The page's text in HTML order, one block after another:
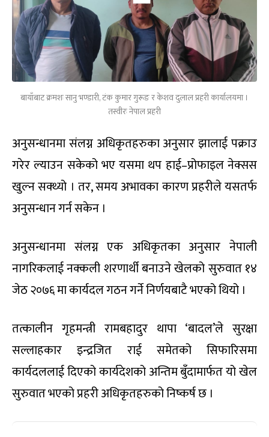
बायाँबाट क्रमशः सानु भण्डारी, टंक कुमार गुरूङ र केशव दुलाल प्रहरी कार्यालयमा ।
तस्वीरः नेपाल प्रहरी
अनुसन्धानमा संलग्न अधिकृतहरुका अनुसार झालाई पक्राउ
गरेर ल्याउन सकेको भए यसमा थप हाई–प्रोफाइल नेक्सस
खुल्न सक्थ्यो । तर, समय अभावका कारण प्रहरीले यसतर्फ
अनुसन्धान गर्न सकेन ।
अनुसन्धानमा संलग्न एक अधिकृतका अनुसार नेपाली
नागरिकलाई नक्कली शरणार्थी बनाउने खेलको सुरुवात १४
जेठ २०७६ मा कार्यदल गठन गर्ने निर्णयबाटै भएको थियो ।
तत्कालीन गृहमन्त्री रामबहादुर थापा ‘बादल’ले सुरक्षा
सल्लाहकार इन्द्रजित राई समेतको सिफारिसमा
कार्यदललाई दिएको कार्यदेशको अन्तिम बुँदामार्फत यो खेल
सुरुवात भएको प्रहरी अधिकृतहरुको निष्कर्ष छ ।